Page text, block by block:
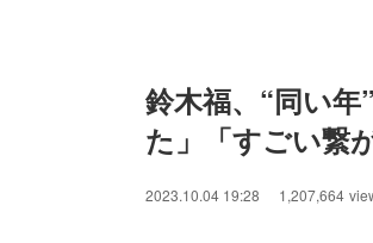
鈴木福、“同い
た」「すごい繋
2023.10.04 19:28 1,207,664